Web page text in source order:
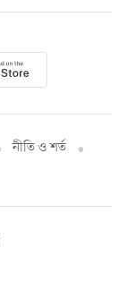
নীতি ও শর্ত